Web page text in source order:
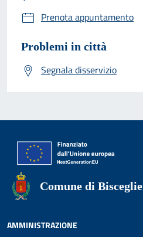
Prenota appuntamento
Problemi in città
Segnala disservizio
Comune di Bisceglie
AMMINISTRAZIONE